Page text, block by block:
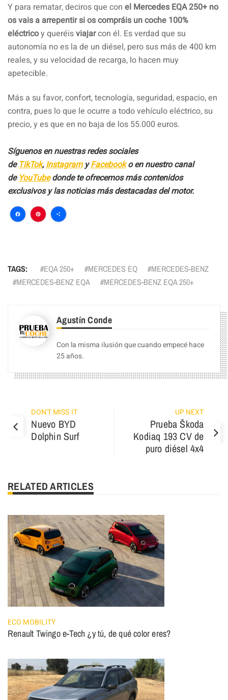
Y para rematar, deciros que con el Mercedes EQA 250+ no
os vais a arrepentir si os compráis un coche 100%
eléctricoy queréisviajarcon él. Es verdad que su
autonomía no es la de un diésel, pero sus más de 400 km
reales, y su velocidad de recarga, lo hacen muy
apetecible.
Más a su favor, confort, tecnología, seguridad, espacio, en
contra, pues lo que le ocurre a todo vehículo eléctrico, su
precio, y es que en no baja de los 55.000 euros.
Síguenos en nuestras redes sociales
de TikTok,InstagramyFacebooko en nuestro canal
de YouTubedonde te ofrecemos más contenidos
exclusivos y las noticias más destacadas del motor.
Facebook
Pinterest
Compartir
TAGS: EQA 250+ MERCEDES EQ
MERCEDES-BENZ
MERCEDES-BENZ EQA
MERCEDES-BENZ EQA 250+
Agustín Conde
Con la misma ilusión que cuando empecé hace
25 años.
DON'T MISS IT
Nuevo BYD
Dolphin Surf
UP NEXT
Prueba Škoda
Kodiaq 193 CV de
puro diésel 4x4
RELATED ARTICLES
ECO MOBILITY
Renault Twingo e-Tech ¿y tú, de qué color eres?